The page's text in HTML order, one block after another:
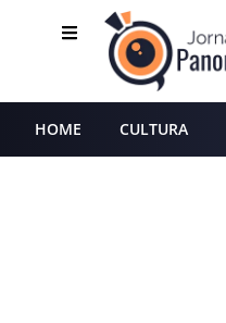
HOME CULTURA